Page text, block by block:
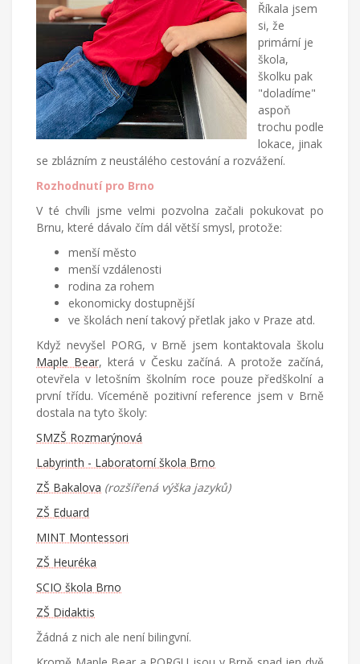
Říkala jsem
si, že
primární je
škola,
školku pak
"doladíme"
aspoň
trochu podle
lokace, jinak
se zblázním z neustálého cestování a rozvážení.
Rozhodnutí pro Brno
V té chvíli jsme velmi pozvolna začali pokukovat po
Brnu, které dávalo čím dál větší smysl, protože:
menší město
menší vzdálenosti
rodina za rohem
ekonomicky dostupnější
ve školách není takový přetlak jako v Praze atd.
Když nevyšel PORG, v Brně jsem kontaktovala školu
Maple Bear, která v Česku začíná. A protože začíná,
otevřela v letošním školním roce pouze předškolní a
první třídu. Víceméně pozitivní reference jsem v Brně
dostala na tyto školy:
SMZŠ Rozmarýnová
Labyrinth - Laboratorní škola Brno
ZŠ Bakalova (rozšířená výška jazyků)
ZŠ Eduard
MINT Montessori
ZŠ Heuréka
SCIO škola Brno
ZŠ Didaktis
Žádná z nich ale není bilingvní.